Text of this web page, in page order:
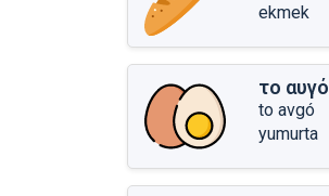
ekmek
το αυγό
to avgó
yumurta